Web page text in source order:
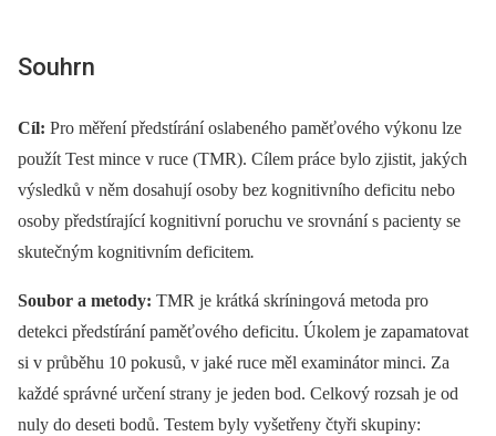
Souhrn
Cíl: Pro měření předstírání oslabeného paměťového výkonu lze
použít Test mince v ruce (TMR). Cílem práce bylo zjistit, jakých
výsledků v něm dosahují osoby bez kognitivního deficitu nebo
osoby předstírající kognitivní poruchu ve srovnání s pacienty se
skutečným kognitivním deficitem.
Soubor a metody: TMR je krátká skríningová metoda pro
detekci předstírání paměťového deficitu. Úkolem je zapamatovat
si v průběhu 10 pokusů, v jaké ruce měl examinátor minci. Za
každé správné určení strany je jeden bod. Celkový rozsah je od
nuly do deseti bodů. Testem byly vyšetřeny čtyři skupiny: